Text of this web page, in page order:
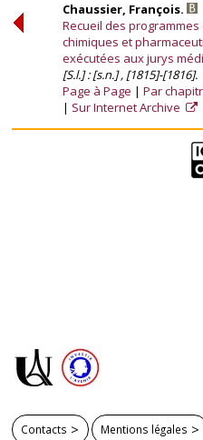
Chaussier, François.
Recueil des
chimiques et
exécutées aux jurys
[S.l.] : [s.n.] , [1815]-[1816].
Page à Page
Par
Sur Internet Archive
Contacts Mentions légales